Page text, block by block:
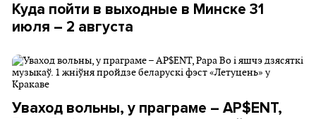
Куда пойти в выходные в Минске 31
июля – 2 августа
Уваход вольны, у праграме – AP$ENT,